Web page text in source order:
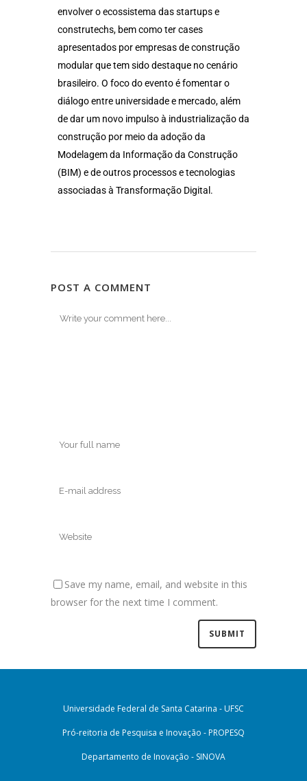
envolver o ecossistema das startups e
construtechs, bem como ter cases
apresentados por empresas de construção
modular que tem sido destaque no cenário
brasileiro. O foco do evento é fomentar o
diálogo entre universidade e mercado, além
de dar um novo impulso à industrialização da
construção por meio da adoção da
Modelagem da Informação da Construção
(BIM) e de outros processos e tecnologias
associadas à Transformação Digital.
POST A COMMENT
Save my name, email, and website in this
browser for the next time I comment.
Universidade Federal de Santa Catarina - UFSC
Pró-reitoria de Pesquisa e Inovação - PROPESQ
Departamento de Inovação - SINOVA